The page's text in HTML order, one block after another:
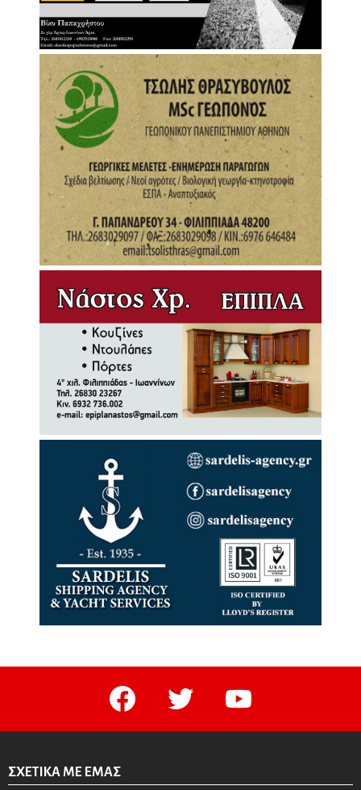
facebook twitter youtube
ΣΧΕΤΙΚΆ ΜΕ ΕΜΆΣ